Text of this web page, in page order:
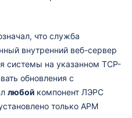
что служба
внутренний веб-сервер
системы на указанном TCP-
обновления с
любой компонент ЛЭРС
только АРМ